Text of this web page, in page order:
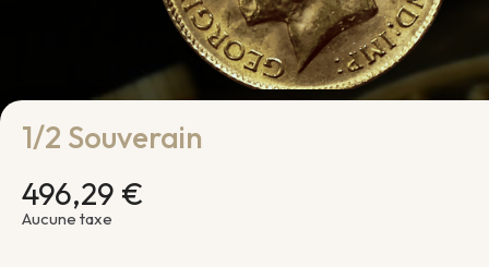
1/2 Souverain
496,29 €
Aucune taxe